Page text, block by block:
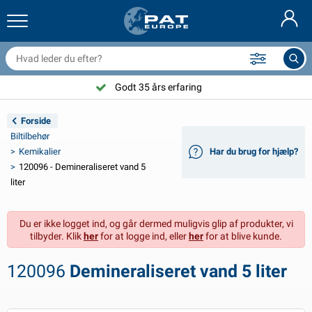
& tilbehør
udstyr til trailer
Belysning
Belysning Aspöck
Belysning Radex
belysning for tilhengere
panel
indvendig
& solprodukter
& 24V tilbehør
og topbetræk
& autocamper udvendig
& bobil invendig
til gas
tilbehør
og beslag
og sjækler
og vedligeholdelse
Brandslukker & brandtæpper
produkter
Nederlands
Deutsch
English
Français
Norsk
Suomalainen
Godt 35 års erfaring
Forside
Biltilbehør
Kemikalier
120096 - Demineraliseret vand 5
liter
Har du brug for hjælp?
Du er ikke logget ind, og går dermed muligvis glip af produkter, vi
tilbyder. Klikherfor at logge ind, ellerherfor at blive kunde.
120096 Demineraliseret vand 5 liter